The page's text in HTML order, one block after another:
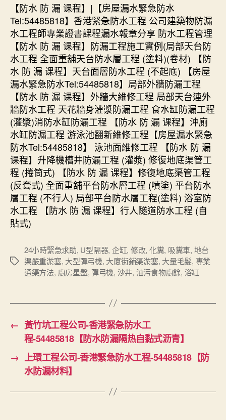
【防水 防 漏 课程】|【房屋漏水緊急防水
Tel:54485818】香港緊急防水工程 公司建築物防漏
水工程師專業證書課程漏水報章分享 防水工程管理
【防水 防 漏 课程】防漏工程施工實例(局部天台防
水工程 全面重舖天台防水層工程 (塗料)(卷材) 【防
水 防 漏 课程】天台面層防水工程 (不起底) 【房屋
漏水緊急防水Tel:54485818】局部外牆防漏工程
【防水 防 漏 课程】外牆大維修工程 局部天台連外
牆防水工程 天花牆身灌漿防漏工程 食水缸防漏工程
(灌漿)消防水缸防漏工程 【防水 防 漏 课程】沖廁
水缸防漏工程 游泳池翻新維修工程【房屋漏水緊急
防水Tel:54485818】 泳池面維修工程 【防水 防 漏
课程】升降機槽井防漏工程 (灌漿) 修復地底渠管工
程 (捲筒式) 【防水 防 漏 课程】修復地底渠管工程
(反套式) 全面重舖平台防水層工程 (噴塗) 平台防水
層工程 (不行人) 局部平台防水層工程(塗料) 浴室防
水工程 【防水 防 漏 课程】行人隧道防水工程 (自
貼式)
Tags
24小時緊急求助, U型隔器, 企缸, 修改, 化糞, 吸糞車, 地台
渠嚴重淤塞, 大型彈弓機, 大廈街鋪渠淤塞, 大量毛髮, 專業
通渠方法, 廚房星盤, 彈弓機, 沙井, 油污食物廚餘, 浴缸
← 黃竹坑工程公司-香港緊急防水工
程-54485818【防水防漏隔热自黏式沥青】
→ 上環工程公司-香港緊急防水工程-54485818【防
水防漏材料】